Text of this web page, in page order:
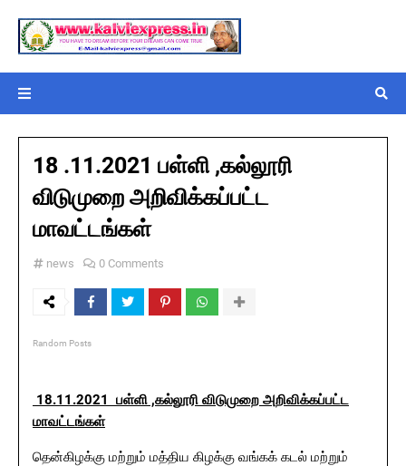
18 .11.2021 பள்ளி ,கல்லூரி
விடுமுறை அறிவிக்கப்பட்ட
மாவட்டங்கள்
news 0 Comments
Random Posts
18.11.2021 பள்ளி ,கல்லூரி விடுமுறை அறிவிக்கப்பட்ட
மாவட்டங்கள்
தென்கிழக்கு மற்றும் மத்திய கிழக்கு வங்கக் கடல் மற்றும்